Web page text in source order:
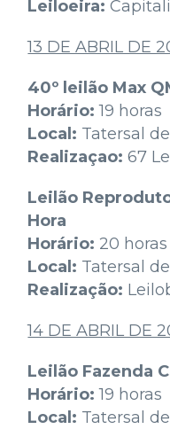
Leiloeira:
13 DE ABRIL DE
40º leilão Max
Horário:19 horas
Local: Tatersal
Realizaçao: 67
Leilão
Hora
Horário: 20 horas
Local: Tatersal
Realização:
14 DE ABRIL DE
Leilão Fazenda
Horário: 19 horas
Local: Tatersal